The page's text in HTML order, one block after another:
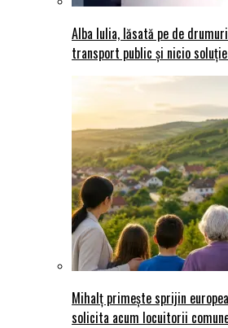
Alba Iulia, lăsată pe de
transport public și nicio
Mihalț primește sprijin
solicita acum locuitorii